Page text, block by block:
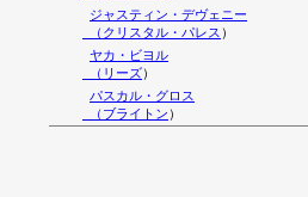
ジャスティン・デヴェニー
（クリスタル・パレス ）
ヤカ・ビヨル
（ リーズ）
パスカル・グロス
（ブライトン）